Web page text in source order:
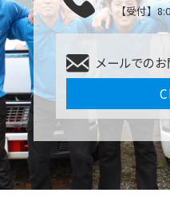
【受付】
メールでの